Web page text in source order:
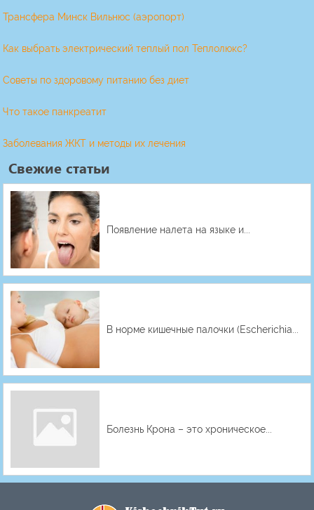
Трансфера Минск Вильнюс (аэропорт)
Как выбрать электрический теплый пол Теплолюкс?
Советы по здоровому питанию без диет
Что такое панкреатит
Заболевания ЖКТ и методы их лечения
Свежие статьи
Появление налета на языке и...
В норме кишечные палочки (Escherichia...
Болезнь Крона – это хроническое...